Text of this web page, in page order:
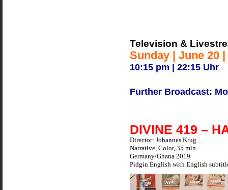
Television &
Sunday | June 20 |
10:15 pm | 22:15 Uhr
Further Broadcast:
DIVINE 419 –
Director: Johannes Krug
Narrative, Color, 35 min.
Germany/Ghana 2019
Pidgin English with English